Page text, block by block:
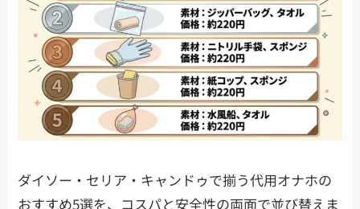
ダイソー・セリア・キャンドゥで揃う代用オナホの
おすすめ5選を、コスパと安全性の両面で並び替えま